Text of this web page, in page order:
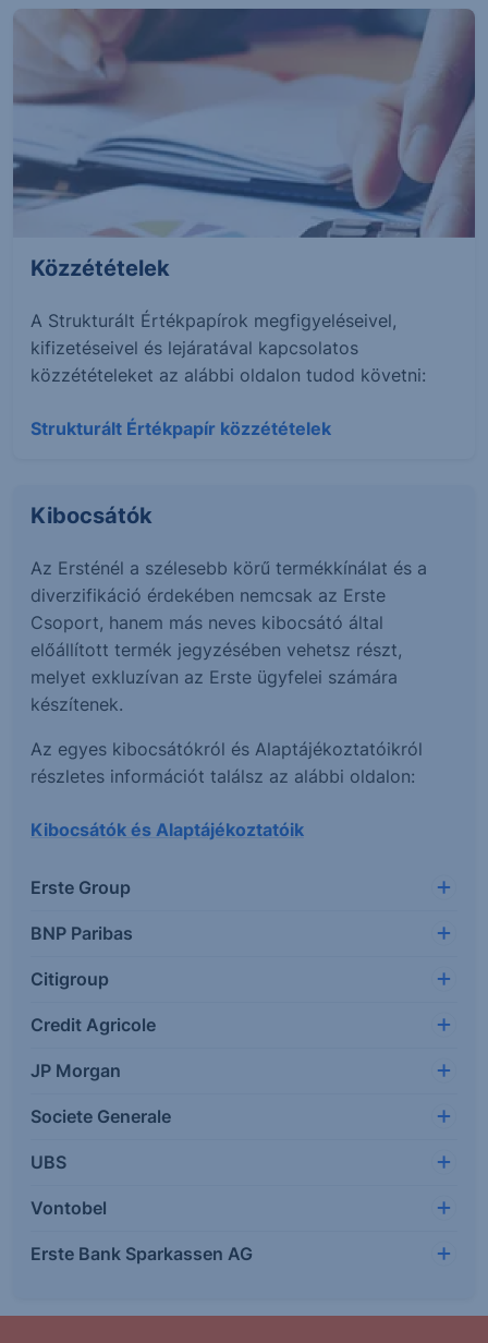
Közzétételek
A Strukturált Értékpapírok megfigyeléseivel,
kifizetéseivel és lejáratával kapcsolatos
közzétételeket az alábbi oldalon tudod követni:
Strukturált Értékpapír közzétételek
Kibocsátók
Az Ersténél a szélesebb körű termékkínálat és a
diverzifikáció érdekében nemcsak az Erste
Csoport, hanem más neves kibocsátó által
előállított termék jegyzésében vehetsz részt,
melyet exkluzívan az Erste ügyfelei számára
készítenek.
Az egyes kibocsátókról és Alaptájékoztatóikról
részletes információt találsz az alábbi oldalon:
Kibocsátók és Alaptájékoztatóik
Erste Group
BNP Paribas
Citigroup
Credit Agricole
JP Morgan
Societe Generale
UBS
Vontobel
Erste Bank Sparkassen AG